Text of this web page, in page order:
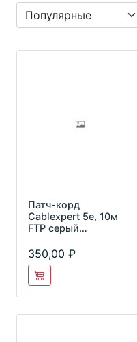
Патч-корд
Cablexpert 5e, 10м
FTP серый
350,00